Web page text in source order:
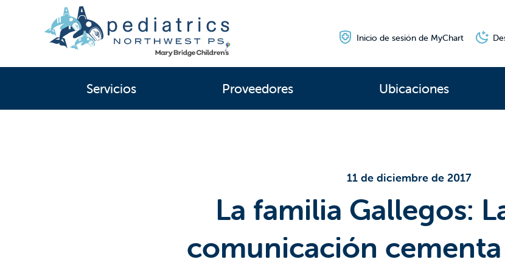
Servicios Proveedores Ubicaciones
Inicio de sesión de MyChart
11 de diciembre de 2017
La familia Gallegos:
comunicación